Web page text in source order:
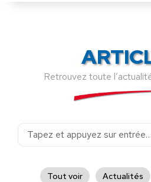
Retrouvez toute
Recherche
Tout voir Actualités